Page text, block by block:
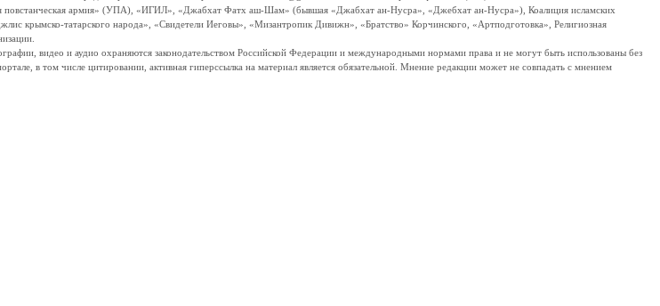
повстанческая армия» (УПА), «ИГИЛ», «Джабхат Фатх аш-Шам» (бывшая «Джабхат ан-Нусра», «Джебхат ан-Нусра»), Коалиция исламских
татарского народа», «Свидетели Иеговы», «Мизантропик Дивижн», «Братство» Корчинского, «Артподготовка», Религиозная
видео и аудио охраняются законодательством Российской Федерации и международными нормами права и не могут быть использованы без
в том числе цитировании, активная гиперссылка на материал является обязательной. Мнение редакции может не совпадать с мнением